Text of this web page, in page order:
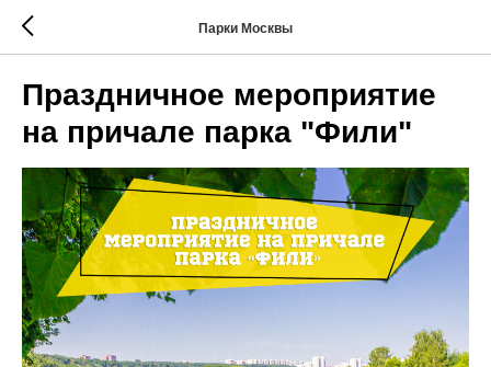
Парки Москвы
Праздничное мероприятие
на причале парка "Фили"